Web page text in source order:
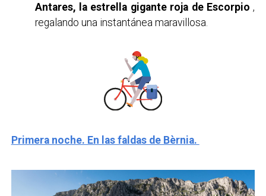
Antares, la estrella gigante roja de Escorpio ,
regalando una instantánea maravillosa.
Primera noche. En las faldas de Bèrnia.